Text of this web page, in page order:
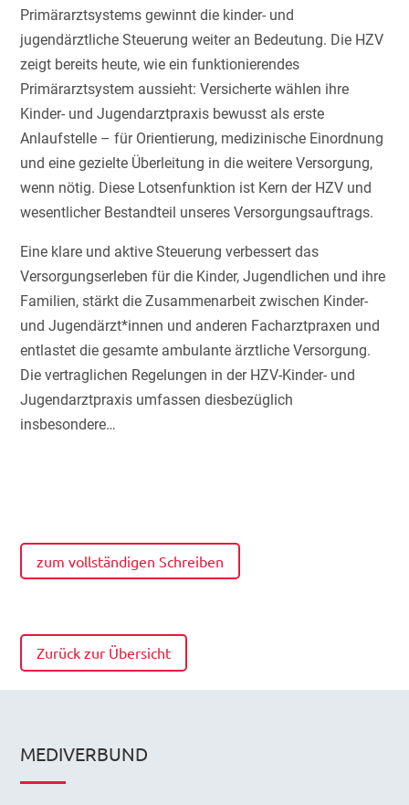
Primärarztsystems gewinnt die kinder- und
jugendärztliche Steuerung weiter an Bedeutung. Die HZV
zeigt bereits heute, wie ein funktionierendes
Primärarztsystem aussieht: Versicherte wählen ihre
Kinder- und Jugendarztpraxis bewusst als erste
Anlaufstelle – für Orientierung, medizinische Einordnung
und eine gezielte Überleitung in die weitere Versorgung,
wenn nötig. Diese Lotsenfunktion ist Kern der HZV und
wesentlicher Bestandteil unseres Versorgungsauftrags.
Eine klare und aktive Steuerung verbessert das
Versorgungserleben für die Kinder, Jugendlichen und ihre
Familien, stärkt die Zusammenarbeit zwischen Kinder-
und Jugendärzt*innen und anderen Facharztpraxen und
entlastet die gesamte ambulante ärztliche Versorgung.
Die vertraglichen Regelungen in der HZV-Kinder- und
Jugendarztpraxis umfassen diesbezüglich
insbesondere…
zum vollständigen Schreiben
Zurück zur Übersicht
MEDIVERBUND